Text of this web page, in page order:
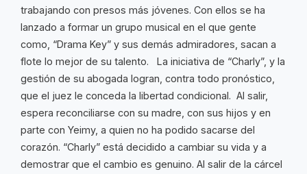
trabajando con presos más jóvenes. Con ellos se ha
lanzado a formar un grupo musical en el que gente
como, “Drama Key” y sus demás admiradores, sacan a
flote lo mejor de su talento. La iniciativa de “Charly”, y la
gestión de su abogada logran, contra todo pronóstico,
que el juez le conceda la libertad condicional. Al salir,
espera reconciliarse con su madre, con sus hijos y en
parte con Yeimy, a quien no ha podido sacarse del
corazón. “Charly” está decidido a cambiar su vida y a
demostrar que el cambio es genuino. Al salir de la cárcel